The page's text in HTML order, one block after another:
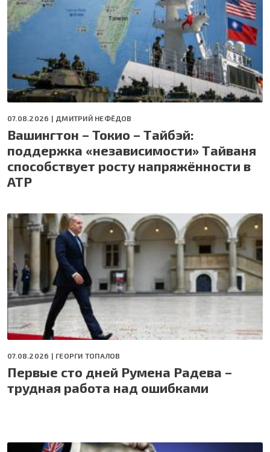
07.08.2026 | ДМИТРИЙ НЕФЁДОВ
Вашингтон – Токио – Тайбэй:
поддержка «независимости» Тайваня
способствует росту напряжённости в
АТР
07.08.2026 | ГЕОРГИ ТОПАЛОВ
Первые сто дней Румена Радева –
трудная работа над ошибками